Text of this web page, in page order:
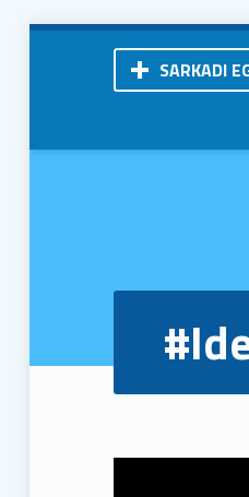
SARKADI
Kistérségi Járóbeteg-Szakellátó Központ | Sarkad